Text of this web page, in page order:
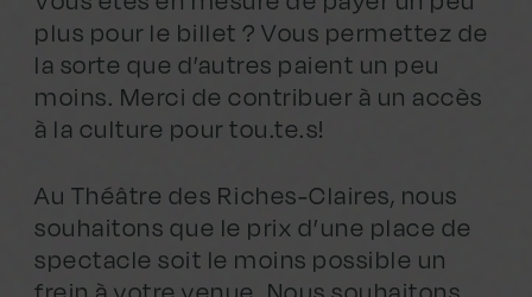
plus pour le billet ? Vous permettez de
la sorte que d’autres paient un peu
moins. Merci de contribuer à un accès
à la culture pour tou.te.s!
Au Théâtre des Riches-Claires, nous
souhaitons que le prix d’une place de
spectacle soit le moins possible un